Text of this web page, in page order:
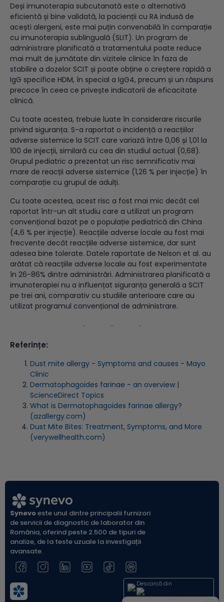
Deși imunoterapia subcutanată este o alternativă
eficientă și bine validată, la pacienții cu RA indusă de
acești alergeni, este mai puțin convenabilă în comparație
cu imunoterapia sublinguală (SLIT). Un program de
administrare planificată a tratamentului poate reduce
mai mult de jumătate din vizitele clinice în faza de
stabilire a dozelor SCIT și poate obține o creștere rapidă a
IgG specifice HDM, în special a IgG4, precum și un răspuns
precoce în ceea ce privește indicatorii de eficacitate
clinică.
Cu toate acestea, trebuie luate în considerare riscurile
privind siguranța. S-a raportat o incidență a reacțiilor
adverse sistemice la SCIT care variază între 0,06 și 1,01 la
100 de injecții, similară cu cea din studiul actual (0,68).
Grupul pediatric a prezentat un risc semnificativ mai
mare de reacții adverse sistemice (1,26 % per injecție) în
comparație cu grupul de adulți.
Cu toate acestea, acest risc a fost mai mic decât cel
raportat într-un alt studiu care a utilizat un program
convențional bazat pe o populație pediatrică din China
(4,6 % per injecție). Reacțiile adverse locale au fost mai
frecvente decât reacțiile adverse sistemice, dar sunt
adesea bine tolerate. Datele raportate de Nelson et al. au
arătat că reacțiile adverse locale au fost experimentate
în 26-86% dintre administrări. Administrarea planificată a
imunoterapiei nu a influențat siguranța generală a SCIT
pe trei ani, comparativ cu studiile anterioare care au
utilizat programul convențional de administrare.
Referințe:
Dust mite allergy - Symptoms and causes - Mayo
Clinic
Dermatophagoides farinae - an overview |
ScienceDirect Topics
What is Dermatophagoides farinae allergy?
(azallergy.com)
Dust Mite Bites: Treatment, Symptoms, and More
(verywellhealth.com)
Synevoeste unul dintre principalii furnizori
de servicii de diagnostic de laborator din
România, oferind peste 2.500 de tipuri de
analize, de la teste uzuale la investigații
avansate.
Descarcă din